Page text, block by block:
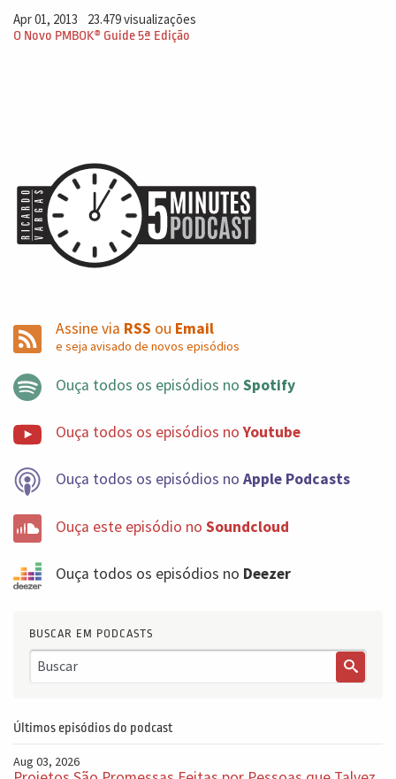
Apr 01, 2013 23.479 visualizações
O Novo PMBOK® Guide 5ª Edição
Assine via RSS ou Email
e seja avisado de novos episódios
Ouça todos os episódios no Spotify
Ouça todos os episódios noYoutube
Ouça todos os episódios no Apple Podcasts
Ouça este episódio no Soundcloud
Ouça todos os episódios no Deezer
BUSCAR EM PODCASTS
Últimos episódios do podcast
Aug 03, 2026